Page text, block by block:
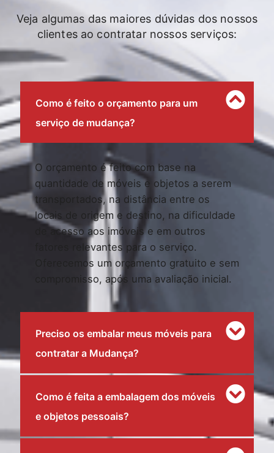
Veja algumas das maiores dúvidas dos nossos
clientes ao contratar nossos serviços:
Como é feito o orçamento para um
serviço de mudança?
O orçamento é feito com base na
quantidade de móveis e objetos a serem
transportados, na distância entre os
locais de origem e destino, na dificuldade
de acesso aos imóveis e em outros
fatores relevantes para o serviço.
Oferecemos um orçamento gratuito e sem
compromisso, após uma avaliação inicial.
Preciso os embalar meus móveis para
contratar a Mudança?
Como é feita a embalagem dos móveis
e objetos pessoais?